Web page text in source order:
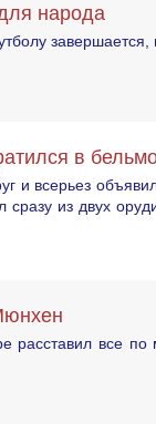
народа
завершается,
в
и всерьез
из двух
расставил все по